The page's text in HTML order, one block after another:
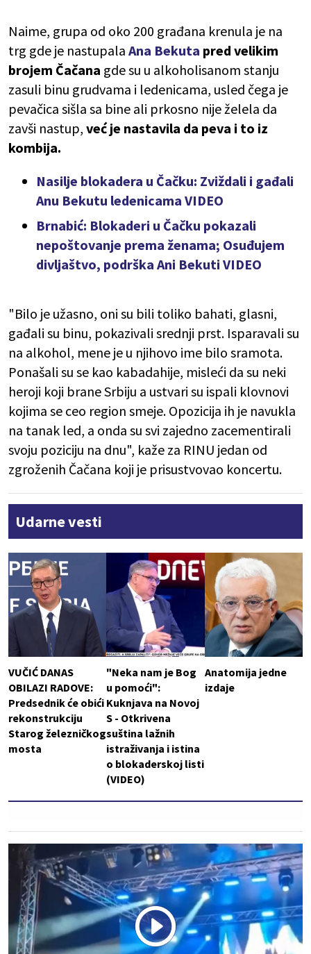
Naime, grupa od oko 200 građana krenula je na
trg gde je nastupala Ana Bekuta pred velikim
brojem Čačana gde su u alkoholisanom stanju
zasuli binu grudvama i ledenicama, usled čega je
pevačica sišla sa bine ali prkosno nije želela da
zavši nastup, već je nastavila da peva i to iz
kombija.
Nasilje blokadera u Čačku: Zviždali i gađali
Anu Bekutu ledenicama VIDEO
Brnabić: Blokaderi u Čačku pokazali
nepoštovanje prema ženama; Osuđujem
divljaštvo, podrška Ani Bekuti VIDEO
"Bilo je užasno, oni su bili toliko bahati, glasni,
gađali su binu, pokazivali srednji prst. Isparavali su
na alkohol, mene je u njihovo ime bilo sramota.
Ponašali su se kao kabadahije, misleći da su neki
heroji koji brane Srbiju a ustvari su ispali klovnovi
kojima se ceo region smeje. Opozicija ih je navukla
na tanak led, a onda su svi zajedno zacementirali
svoju poziciju na dnu", kaže za RINU jedan od
zgroženih Čačana koji je prisustvovao koncertu.
Udarne vesti
VUČIĆ DANAS
OBILAZI RADOVE:
Predsednik će obići
rekonstrukciju
Starog železničkog
mosta
"Neka nam je Bog
u pomoći":
Kuknjava na Novoj
S - Otkrivena
suština lažnih
istraživanja i istina
o blokaderskoj listi
(VIDEO)
Anatomija jedne
izdaje